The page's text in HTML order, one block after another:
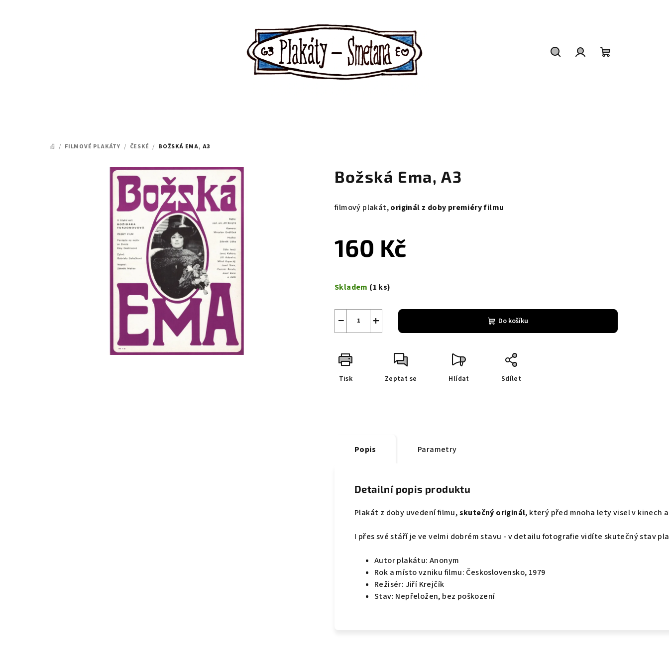
DOMŮ
/ FILMOVÉ PLAKÁTY / ČESKÉ / BOŽSKÁ EMA, A3
Božská Ema, A3
filmový plakát,originál z doby premiéry filmu
160 Kč
cena:
Skladem (1 ks)
+
− Do košíku
Tisk Zeptat se Hlídat Sdílet
Popis Parametry
Detailní popis produktu
Plakát z doby uvedení filmu,skutečný originál, který před mnoha lety visel v kinech
I přes své stáří je ve velmi dobrém stavu - v detailu fotografie vidíte skutečný stav
Autor plakátu: Anonym
Rok a místo vzniku filmu: Československo, 1979
Režisér: Jiří Krejčík
Stav: Nepřeložen, bez poškození